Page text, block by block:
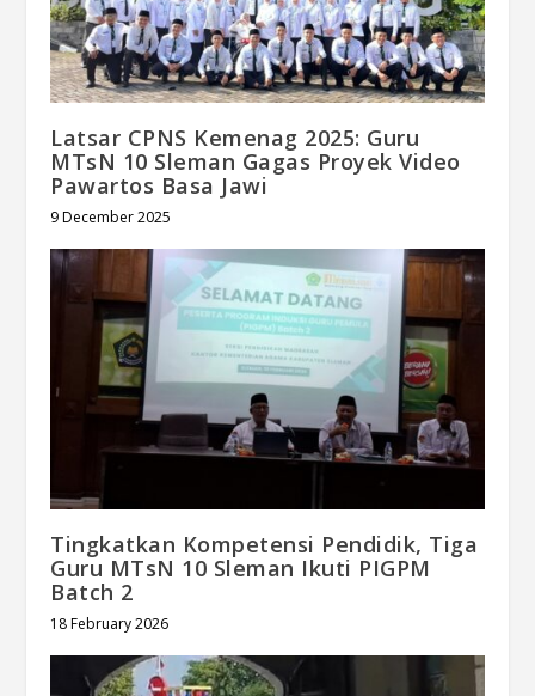
Latsar CPNS Kemenag 2025: Guru
MTsN 10 Sleman Gagas Proyek Video
Pawartos Basa Jawi
9 December 2025
Tingkatkan Kompetensi Pendidik, Tiga
Guru MTsN 10 Sleman Ikuti PIGPM
Batch 2
18 February 2026